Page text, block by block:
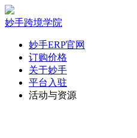
妙手跨境学院
妙手ERP官网
订购价格
关于妙手
平台入驻
活动与资源